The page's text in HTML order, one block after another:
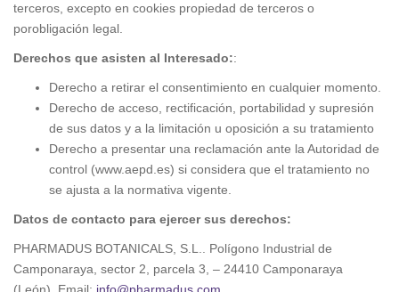
terceros, excepto en cookies propiedad de terceros o
porobligación legal.
Derechos que asisten al Interesado::
Derecho a retirar el consentimiento en cualquier momento.
Derecho de acceso, rectificación, portabilidad y supresión
de sus datos y a la limitación u oposición a su tratamiento
Derecho a presentar una reclamación ante la Autoridad de
control (www.aepd.es) si considera que el tratamiento no
se ajusta a la normativa vigente.
Datos de contacto para ejercer sus derechos:
PHARMADUS BOTANICALS, S.L.. Polígono Industrial de
Camponaraya, sector 2, parcela 3, – 24410 Camponaraya